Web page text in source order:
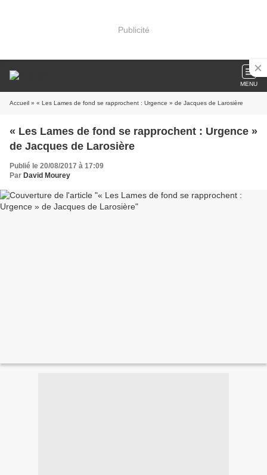
Publicité
MENU
Accueil » « Les Lames de fond se rapprochent : Urgence » de Jacques de Larosière
« Les Lames de fond se rapprochent : Urgence »
de Jacques de Larosière
Publié le 20/08/2017 à 17:09
Par David Mourey